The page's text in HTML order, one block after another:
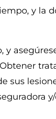
y la
y
sus